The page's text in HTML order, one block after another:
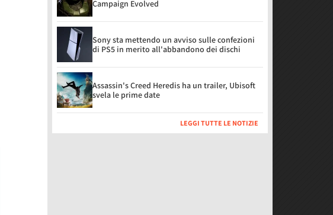
Campaign Evolved
Sony sta mettendo un avviso sulle confezioni
di PS5 in merito all'abbandono dei dischi
Assassin's Creed Heredis ha un trailer, Ubisoft
svela le prime date
LEGGI TUTTE LE NOTIZIE